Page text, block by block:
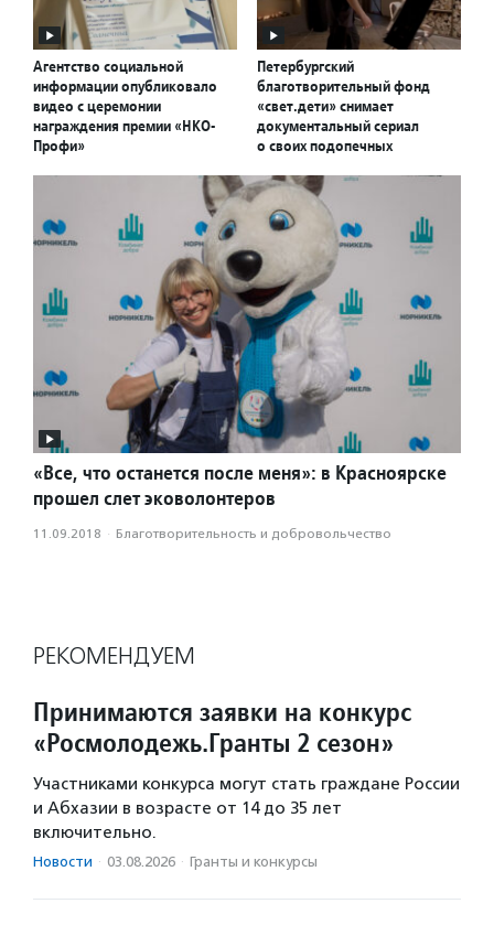
Агентство социальной
информации опубликовало
видео с церемонии
награждения премии «НКО-
Профи»
Петербургский
благотворительный фонд
«свет.дети» снимает
документальный сериал
о своих подопечных
«Все, что останется после меня»: в Красноярске
прошел слет эковолонтеров
11.09.2018 · Благотвори­тель­ность и доброволь­чест­во
РЕКОМЕНДУЕМ
Принимаются заявки на конкурс
«Росмолодежь.Гранты 2 сезон»
Участниками конкурса могут стать граждане России
и Абхазии в возрасте от 14 до 35 лет
включительно.
Новости · 03.08.2026 · Гранты и конкурсы